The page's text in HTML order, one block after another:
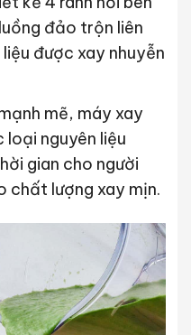
đảo trộn liên
được xay nhuyễn
mẽ, máy xay
loại nguyên liệu
gian cho người
chất lượng xay mịn.